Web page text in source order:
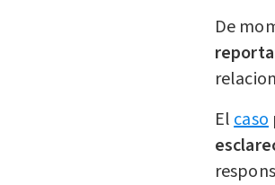
De
El caso